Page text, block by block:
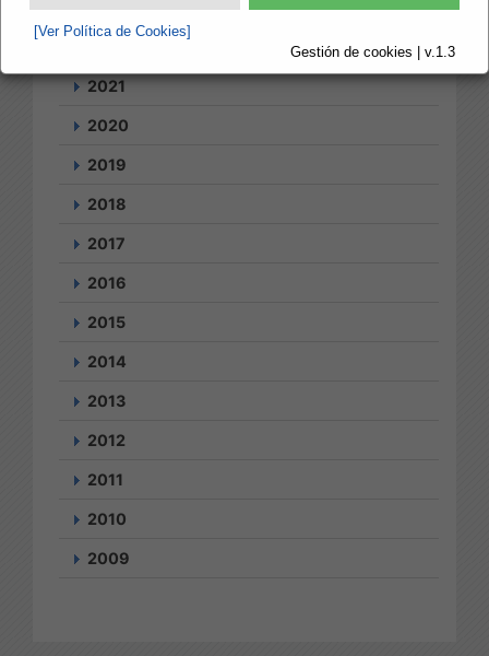
[Ver Política de Cookies]
Gestión de cookies | v.1.3
2023
2021
2020
2019
2018
2017
2016
2015
2014
2013
2012
2011
2010
2009